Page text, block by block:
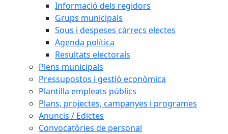
Informació dels regidors
Grups municipals
Sous i despeses càrrecs electes
Agenda política
Resultats electorals
Plens municipals
Pressupostos i gestió econòmica
Plantilla empleats públics
Plans, projectes, campanyes i programes
Anuncis / Edictes
Convocatòries de personal